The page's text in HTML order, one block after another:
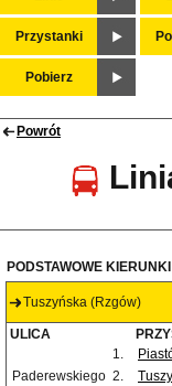
Przystanki
Pobierz
Powrót
PODSTAWOWE KIERUNKI
Tuszyńska (Rzgów)
ULICA
1.
Paderewskiego 2.